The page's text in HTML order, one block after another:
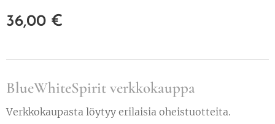
36,00 €
BlueWhiteSpirit verkkokauppa
Verkkokaupasta löytyy erilaisia oheistuotteita.